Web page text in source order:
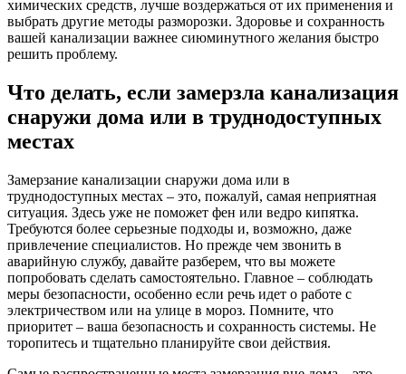
химических средств, лучше воздержаться от их применения и
выбрать другие методы разморозки. Здоровье и сохранность
вашей канализации важнее сиюминутного желания быстро
решить проблему.
Что делать, если замерзла канализация
снаружи дома или в труднодоступных
местах
Замерзание канализации снаружи дома или в
труднодоступных местах – это, пожалуй, самая неприятная
ситуация. Здесь уже не поможет фен или ведро кипятка.
Требуются более серьезные подходы и, возможно, даже
привлечение специалистов. Но прежде чем звонить в
аварийную службу, давайте разберем, что вы можете
попробовать сделать самостоятельно. Главное – соблюдать
меры безопасности, особенно если речь идет о работе с
электричеством или на улице в мороз. Помните, что
приоритет – ваша безопасность и сохранность системы. Не
торопитесь и тщательно планируйте свои действия.